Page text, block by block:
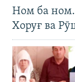
Ном ба
Хоруғ ва